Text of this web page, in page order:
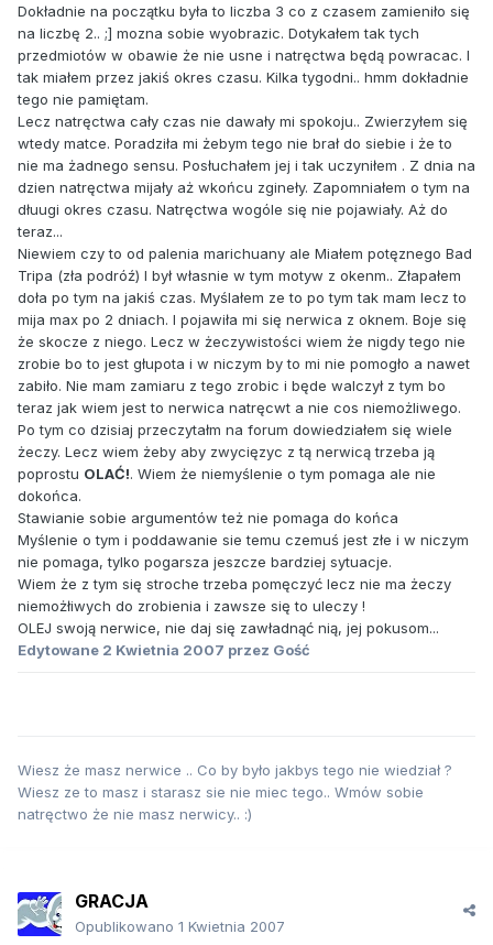
Dokładnie na początku była to liczba 3 co z czasem zamieniło się
na liczbę 2.. ;] mozna sobie wyobrazic. Dotykałem tak tych
przedmiotów w obawie że nie usne i natręctwa będą powracac. I
tak miałem przez jakiś okres czasu. Kilka tygodni.. hmm dokładnie
tego nie pamiętam.
Lecz natręctwa cały czas nie dawały mi spokoju.. Zwierzyłem się
wtedy matce. Poradziła mi żebym tego nie brał do siebie i że to
nie ma żadnego sensu. Posłuchałem jej i tak uczyniłem . Z dnia na
dzien natręctwa mijały aż wkońcu zgineły. Zapomniałem o tym na
dłuugi okres czasu. Natręctwa wogóle się nie pojawiały. Aż do
teraz...
Niewiem czy to od palenia marichuany ale Miałem potęznego Bad
Tripa (zła podróź) I był własnie w tym motyw z okenm.. Złapałem
doła po tym na jakiś czas. Myślałem ze to po tym tak mam lecz to
mija max po 2 dniach. I pojawiła mi się nerwica z oknem. Boje się
że skocze z niego. Lecz w żeczywistości wiem że nigdy tego nie
zrobie bo to jest głupota i w niczym by to mi nie pomogło a nawet
zabiło. Nie mam zamiaru z tego zrobic i będe walczył z tym bo
teraz jak wiem jest to nerwica natręcwt a nie cos niemożliwego.
Po tym co dzisiaj przeczytałm na forum dowiedziałem się wiele
żeczy. Lecz wiem żeby aby zwycięzyc z tą nerwicą trzeba ją
poprostu OLAĆ!. Wiem że niemyślenie o tym pomaga ale nie
dokońca.
Stawianie sobie argumentów też nie pomaga do końca
Myślenie o tym i poddawanie sie temu czemuś jest złe i w niczym
nie pomaga, tylko pogarsza jeszcze bardziej sytuacje.
Wiem że z tym się stroche trzeba pomęczyć lecz nie ma żeczy
niemożłiwych do zrobienia i zawsze się to uleczy !
OLEJ swoją nerwice, nie daj się zawładnąć nią, jej pokusom...
Edytowane 2 Kwietnia 2007 przez Gość
Wiesz że masz nerwice .. Co by było jakbys tego nie wiedział ?
Wiesz ze to masz i starasz sie nie miec tego.. Wmów sobie
natręctwo że nie masz nerwicy.. :)
GRACJA
Opublikowano 1 Kwietnia 2007